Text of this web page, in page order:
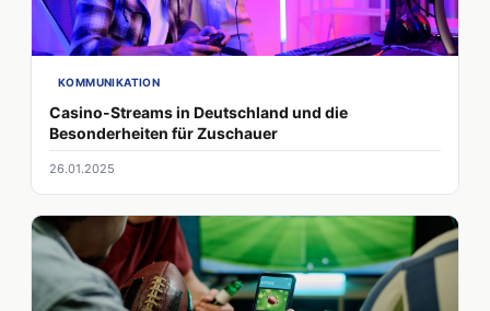
KOMMUNIKATION
Casino-Streams in Deutschland und die
Besonderheiten für Zuschauer
26.01.2025